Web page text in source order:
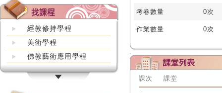
經教修持學程
美術學程
佛教藝術應用學程
考卷數量 0次
作業數量 0次
課次 課堂